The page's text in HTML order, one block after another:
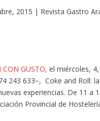
2015 | Revista Gastro
CON GUSTO, el miércoles,
243 633−, Coke and Roll:
experiencias. De 11 a
Provincial de